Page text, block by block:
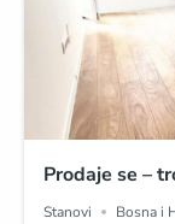
Prodaje se –
Stanovi Bosna i